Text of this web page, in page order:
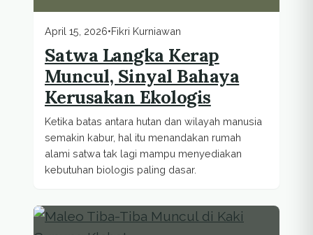
April 15, 2026•Fikri Kurniawan
Satwa Langka Kerap
Muncul, Sinyal Bahaya
Kerusakan Ekologis
Ketika batas antara hutan dan wilayah manusia
semakin kabur, hal itu menandakan rumah
alami satwa tak lagi mampu menyediakan
kebutuhan biologis paling dasar.